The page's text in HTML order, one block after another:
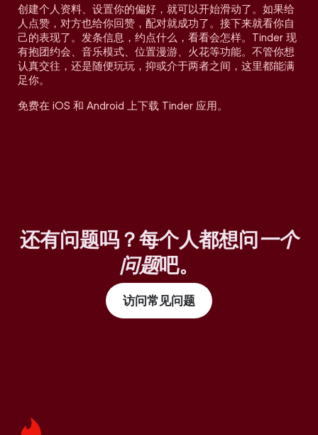
创建个人资料、设置你的偏好，就可以开始滑动了。如果给
人点赞，对方也给你回赞，配对就成功了。接下来就看你自
己的表现了。发条信息，约点什么，看看会怎样。Tinder 现
有抱团约会、音乐模式、位置漫游、火花等功能。不管你想
认真交往，还是随便玩玩，抑或介于两者之间，这里都能满
足你。
免费在 iOS 和 Android 上下载 Tinder 应用。
还有问题吗？每个人都想问一个
问题吧。
访问常见问题